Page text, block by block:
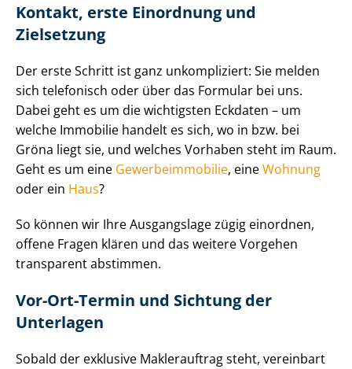
Kontakt, erste Einordnung und
Zielsetzung
Der erste Schritt ist ganz unkompliziert: Sie melden
sich telefonisch oder über das Formular bei uns.
Dabei geht es um die wichtigsten Eckdaten – um
welche Immobilie handelt es sich, wo in bzw. bei
Gröna liegt sie, und welches Vorhaben steht im Raum.
Geht es um eine Ge­wer­be­im­mo­bi­lie, eineWohnung
oder ein Haus?
So können wir Ihre Ausgangslage zügig einordnen,
offene Fragen klären und das weitere Vorgehen
transparent abstimmen.
Vor-Ort-Termin und Sichtung der
Unterlagen
Sobald der exklusive Maklerauftrag steht, vereinbart